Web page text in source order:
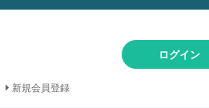
ログイン
新規会員登録